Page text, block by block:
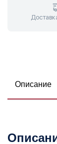
Описание